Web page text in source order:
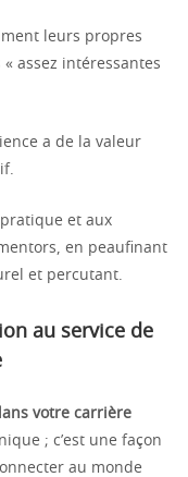
leurs propres
assez intéressantes
a de la valeur
et aux
en peaufinant
et percutant.
au service de
votre carrière
; c’est une façon
au monde